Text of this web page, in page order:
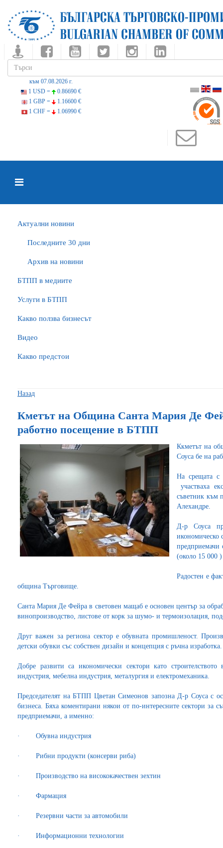
към 07.08.2026 г.
1 USD =
0.86690 €
1 GBP =
1.16600 €
1 CHF =
1.06990 €
Актуални новини
Последните 30 дни
Архив на новини
БTПП в медиите
Услуги в БТПП
Какво ползва бизнесът
Видео
Какво предстои
Назад
Кметът на Община Санта Мария Де
работно посещение в БТПП
Ккметът на
Соуса бе на
На срещата с
участваха
съветник към
Алехандре.
Д-р Соуса
икономическо
(около 15 000
Радостен е
община Търговище.
Санта Мария Де Фейра в световен мащаб е основен център за
винопроизводство, листове от корк за шумо- и термоизолация,
Друг важен за региона сектор е обувната промишленост.
детски обувки със собствен дизайн и концепция с ръчна изработка.
Добре развити са икономически сектори като
индустрия, мебелна индустрия, металургия и електромеханика.
Председателят на БТПП Цветан Симеонов запозна Д-р Соуса с
бизнеса. Бяха коментирани някои от по-интересните сектори за
предприемачи, а именно:
· Обувна индустрия
· Рибни продукти (консерви риба)
· Производство на висококачествен зехтин
· Фармация
· Резервни части за автомобили
· Информационни технологии